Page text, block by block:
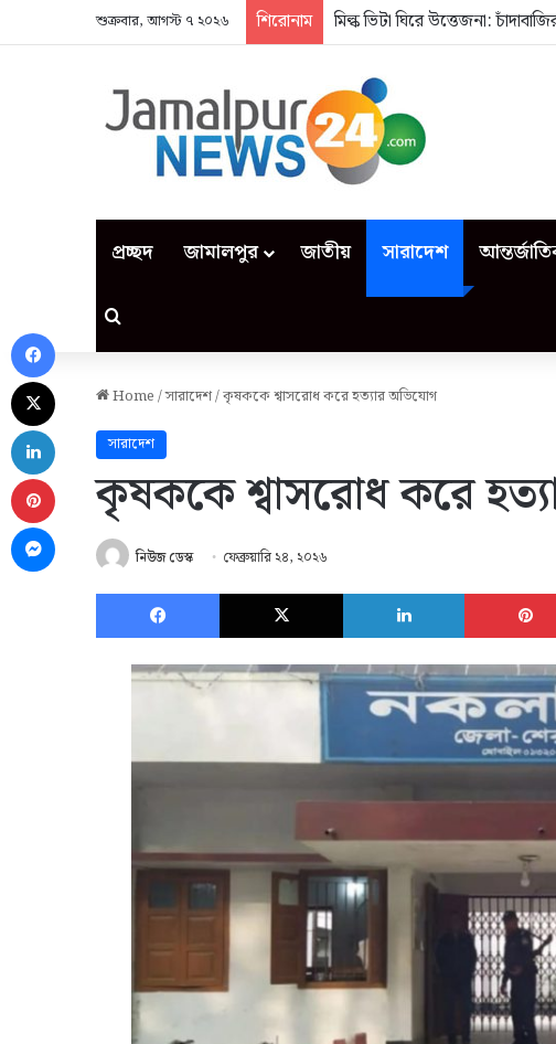
শুক্রবার, আগস্ট ৭ ২০২৬ শিরোনাম মিল্ক ভিটা ঘিরে উত্তেজনা:
প্রচ্ছদ জামালপুর জাতীয় সারাদেশ
Search for
Home/সারাদেশ/কৃষককে শ্বাসরোধ করে হত্যার অভিযোগ
সারাদেশ
কৃষককে শ্বাসরোধ করে
নিউজ ডেস্ক ফেব্রুয়ারি ২৪, ২০২৬
Facebook X LinkedIn
Facebook
LinkedIn
Pinterest
Messenger